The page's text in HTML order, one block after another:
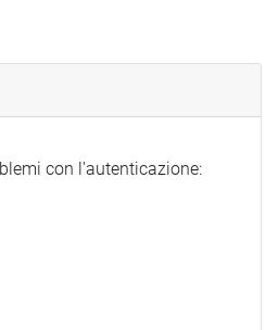
con l'autenticazione: